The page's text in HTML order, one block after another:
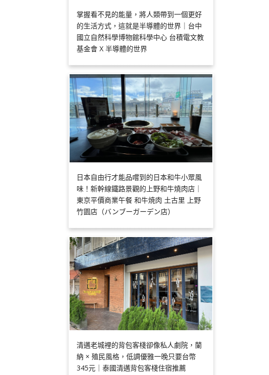
掌握看不見的能量，將人類帶到一個更好
的生活方式，這就是半導體的世界｜台中
國立自然科學博物館科學中心 台積電文教
基金會 X 半導體的世界
日本自由行才能品嚐到的日本和牛小眾風
味！新幹線鐵路景觀的上野和牛燒肉店｜
東京平價商業午餐 和牛焼肉 土古里 上野
竹園店（バンブーガーデン店）
清邁老城裡的背包客棧卻像私人劇院，蘭
納 × 殖民風格，低調優雅一晚只要台幣
345元｜泰國清邁背包客棧住宿推薦